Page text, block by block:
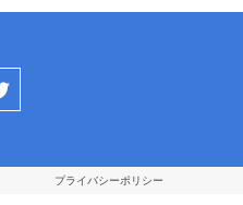
プライバシーポリシー